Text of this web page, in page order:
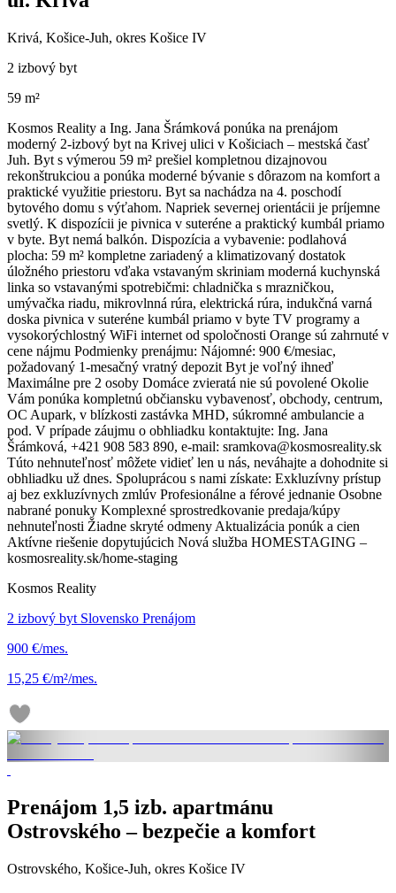
Krivá, Košice-Juh, okres Košice IV
2 izbový byt
59 m²
Kosmos Reality a Ing. Jana Šrámková ponúka na prenájom
moderný 2-izbový byt na Krivej ulici v Košiciach – mestská časť
Juh. Byt s výmerou 59 m² prešiel kompletnou dizajnovou
rekonštrukciou a ponúka moderné bývanie s dôrazom na komfort a
praktické využitie priestoru. Byt sa nachádza na 4. poschodí
bytového domu s výťahom. Napriek severnej orientácii je príjemne
svetlý. K dispozícii je pivnica v suteréne a praktický kumbál priamo
v byte. Byt nemá balkón. Dispozícia a vybavenie: podlahová
plocha: 59 m² kompletne zariadený a klimatizovaný dostatok
úložného priestoru vďaka vstavaným skriniam moderná kuchynská
linka so vstavanými spotrebičmi: chladnička s mrazničkou,
umývačka riadu, mikrovlnná rúra, elektrická rúra, indukčná varná
doska pivnica v suteréne kumbál priamo v byte TV programy a
vysokorýchlostný WiFi internet od spoločnosti Orange sú zahrnuté v
cene nájmu Podmienky prenájmu: Nájomné: 900 €/mesiac,
požadovaný 1-mesačný vratný depozit Byt je voľný ihneď
Maximálne pre 2 osoby Domáce zvieratá nie sú povolené Okolie
Vám ponúka kompletnú občiansku vybavenosť, obchody, centrum,
OC Aupark, v blízkosti zastávka MHD, súkromné ambulancie a
pod. V prípade záujmu o obhliadku kontaktujte: Ing. Jana
Šrámková, +421 908 583 890, e-mail: sramkova@kosmosreality.sk
Túto nehnuteľnosť môžete vidieť len u nás, neváhajte a dohodnite si
obhliadku už dnes. Spoluprácou s nami získate: Exkluzívny prístup
aj bez exkluzívnych zmlúv Profesionálne a férové jednanie Osobne
nabrané ponuky Komplexné sprostredkovanie predaja/kúpy
nehnuteľnosti Žiadne skryté odmeny Aktualizácia ponúk a cien
Aktívne riešenie dopytujúcich Nová služba HOMESTAGING –
kosmosreality.sk/home-staging
Kosmos Reality
2 izbový byt Slovensko Prenájom
900 €/mes.
15,25 €/m²/mes.
Prenájom 1,5 izb. apartmánu
Ostrovského – bezpečie a komfort
Ostrovského, Košice-Juh, okres Košice IV